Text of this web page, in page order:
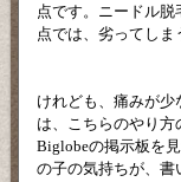
点です。ニードル脱
点では、劣ってしま
けれども、痛みが
は、こちらのやり方
Biglobeの掲示板を
の子の気持ちが、書